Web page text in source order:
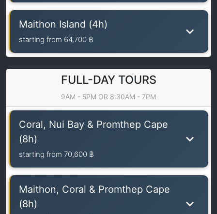
Maithon Island (4h)
starting from 64,700 ฿
FULL-DAY TOURS
9AM - 5PM OR 8:30AM - 7PM
Coral, Nui Bay & Promthep Cape
(8h)
starting from 70,600 ฿
Maithon, Coral & Promthep Cape
(8h)